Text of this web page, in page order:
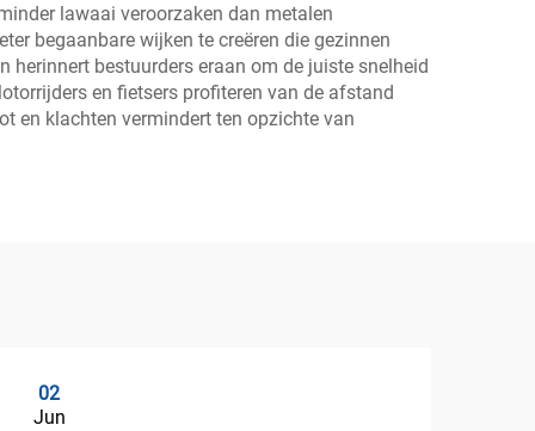
lawaai veroorzaken dan metalen
begaanbare wijken te creëren die gezinnen
herinnert bestuurders eraan om de juiste snelheid
en fietsers profiteren van de afstand
en klachten vermindert ten opzichte van
02
Jun